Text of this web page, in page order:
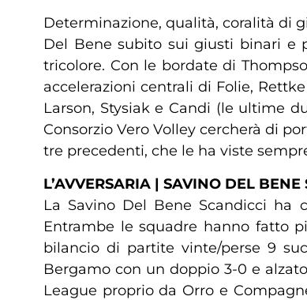
Determinazione, qualità, coralità di
Del Bene subito sui giusti binari e
tricolore. Con le bordate di
accelerazioni centrali di Folie,
Larson, Stysiak e Candi (le ultime
Consorzio Vero Volley cercherà di
tre precedenti, che le ha viste
L’AVVERSARIA | SAVINO DEL BENE
La Savino Del Bene Scandicci
Entrambe le squadre hanno fatto
bilancio di partite vinte/perse 9
Bergamo con un doppio 3-0 e
League proprio da Orro e